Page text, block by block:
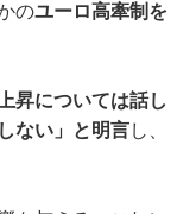
のユーロ高牽制を
昇については話し
ない」と明言し、